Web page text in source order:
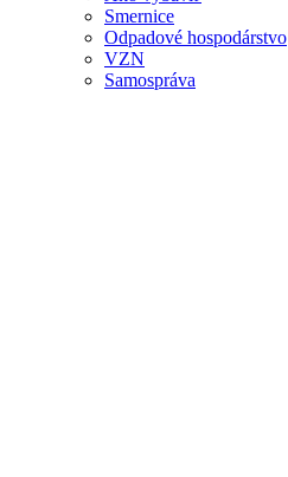
Smernice
Odpadové hospodárstvo
VZN
Samospráva